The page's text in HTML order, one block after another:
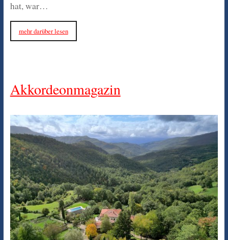
hat, war…
mehr darüber lesen
Akkordeonmagazin